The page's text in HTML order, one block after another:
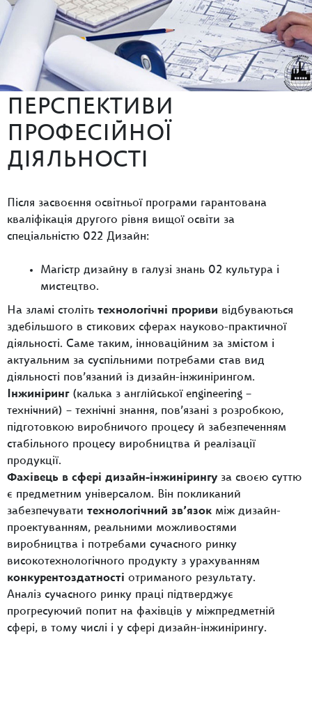
ПЕРСПЕКТИВИ
ПРОФЕСІЙНОЇ
ДІЯЛЬНОСТІ
Після засвоєння освітньої програми гарантована
кваліфікація другого рівня вищої освіти за
спеціальністю 022 Дизайн:
Магістр дизайну в галузі знань 02 культура і
мистецтво.
На зламі століть технологічні прориви відбуваються
здебільшого в стикових сферах науково-практичної
діяльності. Саме таким, інноваційним за змістом і
актуальним за суспільними потребами став вид
діяльності пов’язаний із дизайн-інжинірингом.
Інжиніринг(калька з англійської engineering –
технічний) – технічні знання, пов’язані з розробкою,
підготовкою виробничого процесу й забезпеченням
стабільного процесу виробництва й реалізації
продукції.
Фахівець в сфері дизайн-інжинірингуза своєю суттю
є предметним універсалом. Він покликаний
забезпечувати технологічний зв’язок між дизайн-
проектуванням, реальними можливостями
виробництва і потребами сучасного ринку
високотехнологічного продукту з урахуванням
конкурентоздатності отриманого результату.
Аналіз сучасного ринку праці підтверджує
прогресуючий попит на фахівців у міжпредметній
сфері, в тому числі і у сфері дизайн-інжинірингу.